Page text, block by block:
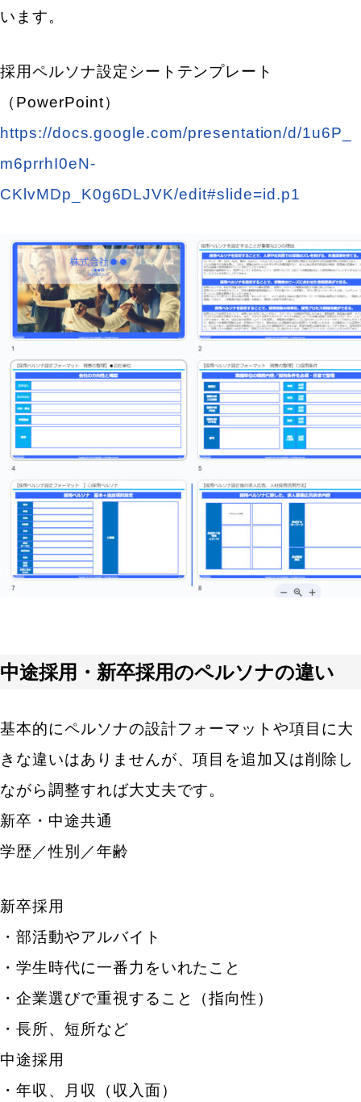
います。
採用ペルソナ設定シートテンプレート
（PowerPoint）
https://docs.google.com/presentation/d/1u6P_
m6prrhI0eN-
CKlvMDp_K0g6DLJVK/edit#slide=id.p1
中途採用・新卒採用のペルソナの違い
基本的にペルソナの設計フォーマットや項目に大
きな違いはありませんが、項目を追加又は削除し
ながら調整すれば大丈夫です。
新卒・中途共通
学歴／性別／年齢
新卒採用
・部活動やアルバイト
・学生時代に一番力をいれたこと
・企業選びで重視すること（指向性）
・長所、短所など
中途採用
・年収、月収（収入面）